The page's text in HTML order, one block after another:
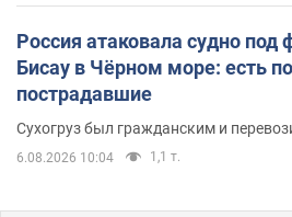
Россия атаковала судно под
Бисау в Чёрном море: есть
пострадавшие
Сухогруз был гражданским и
6.08.2026 10:04 1,1 т.